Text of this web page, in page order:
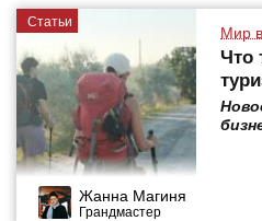
Статьи
Мир
Что
Жанна Магиня
Грандмастер